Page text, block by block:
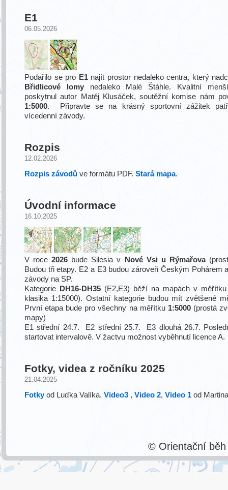
E1
06.05.2026
Podařilo se pro E1najít prostor nedaleko centra, který
Břidlicové lomynedaleko Malé Štáhle. Kvalitní
poskytnul autor Matěj Klusáček, soutěžní komise nám
1:5000. Připravte se na krásný sportovní zážitek
vícedenní závody.
Rozpis
12.02.2026
Rozpis závodů ve formátu PDF. Stará mapa.
Úvodní informace
16.10.2025
V roce2026 bude Silesia v Nové Vsi u Rýmařova
Budou tři etapy. E2 a E3 budou zároveň Českým Pohárem
závody na SP.
Kategorie
DH16-DH35 (E2,E3) běží na mapách v
klasika 1:15000). Ostatní kategorie budou mít zvětšené
První etapa bude pro všechny na měřítku 1:5000(prostá
mapy)
E1 střední 24.7. E2 střední 25.7. E3 dlouhá 26.7.
startovat intervalově. V žactvu možnost vyběhnutí licence A.
Fotky, videa z ročníku 2025
21.04.2025
Fotkyod Luďka Valíka. Video3 , Video 2, Video 1 od
© Orientační běh